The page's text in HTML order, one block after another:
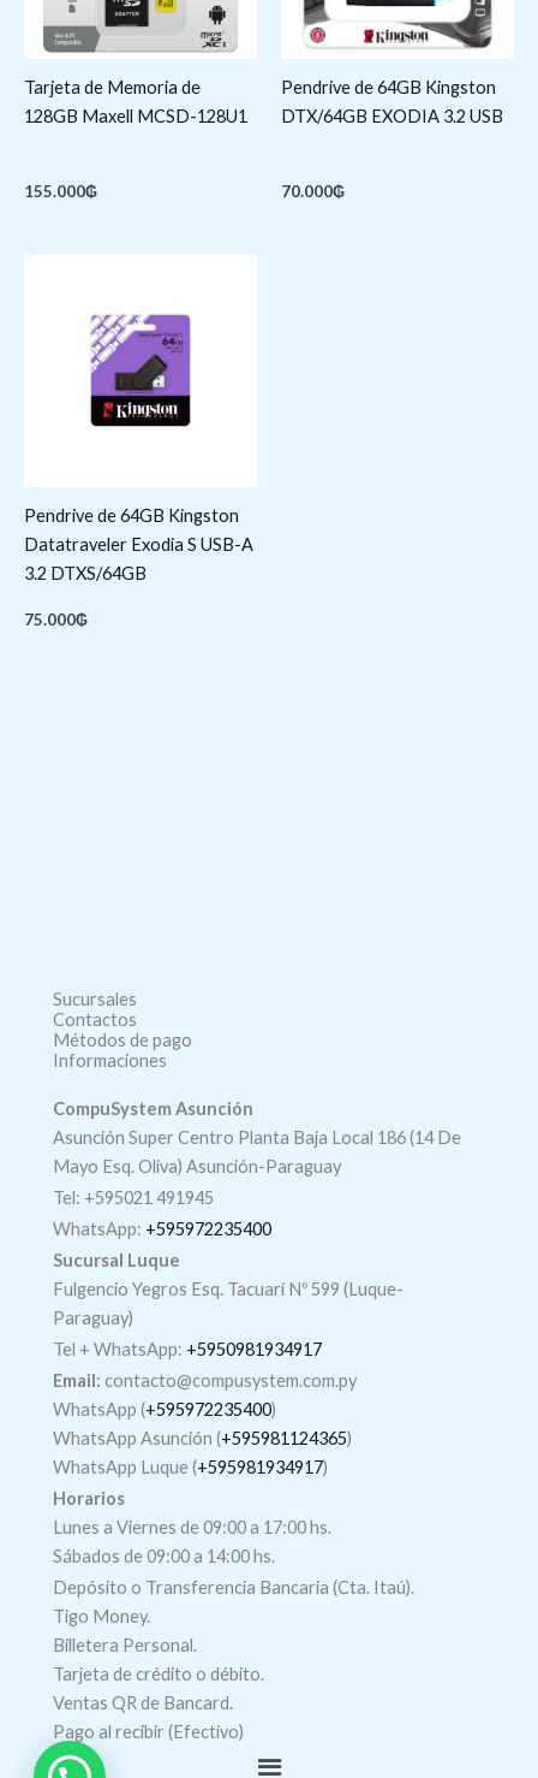
Tarjeta de Memoria de
128GB Maxell MCSD-128U1
155.000₲
Pendrive de 64GB Kingston
DTX/64GB EXODIA 3.2 USB
70.000₲
Pendrive de 64GB Kingston
Datatraveler Exodia S USB-A
3.2 DTXS/64GB
75.000₲
Sucursales
Contactos
Métodos de pago
Informaciones
CompuSystem Asunción
Asunción Super Centro Planta Baja Local 186 (14 De
Mayo Esq. Oliva) Asunción-Paraguay
Tel: +595021 491945
WhatsApp: +595972235400
Sucursal Luque
Fulgencio Yegros Esq. Tacuarí Nº 599 (Luque-
Paraguay)
Tel + WhatsApp: +5950981934917
Email: contacto@compusystem.com.py
WhatsApp (+595972235400)
WhatsApp Asunción (+595981124365)
WhatsApp Luque (+595981934917)
Horarios
Lunes a Viernes de 09:00 a 17:00 hs.
Sábados de 09:00 a 14:00 hs.
Depósito o Transferencia Bancaria (Cta. Itaú).
Tigo Money.
Billetera Personal.
Tarjeta de crédito o débito.
Ventas QR de Bancard.
Pago al recibir (Efectivo)
Menú